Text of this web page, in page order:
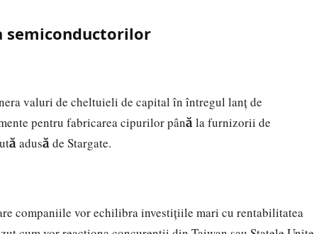
semiconductorilor
valuri de cheltuieli de capital în întregul lanț de
pentru fabricarea cipurilor până la furnizorii de
adusă de Stargate.
companiile vor echilibra investițiile mari cu rentabilitatea